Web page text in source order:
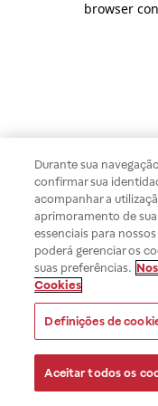
browser
Durante sua
confirmar sua
acompanhar a
aprimoramento de
essenciais para
poderá gerenciar os
suas preferências.
Cookies
Definições de
Aceitar todos os